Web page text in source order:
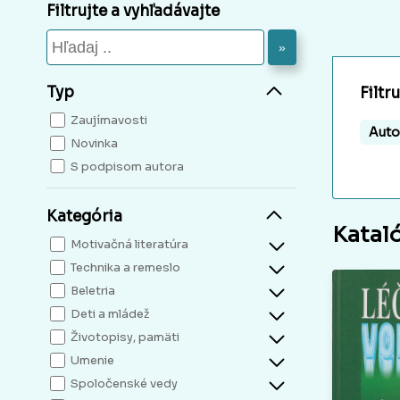
Filtrujte a vyhľadávajte
»
Typ
Zaujímavosti
Novinka
S podpisom autora
Kategória
Motivačná literatúra
Technika a remeslo
Beletria
Deti a mládež
Životopisy, pamäti
Umenie
Spoločenské vedy